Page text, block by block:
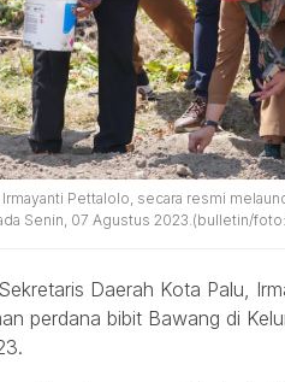
Irmayanti Pettalolo, secara resmi
Senin, 07 Agustus 2023.(bulletin/
Daerah Kota Palu,
perdana bibit Bawang di